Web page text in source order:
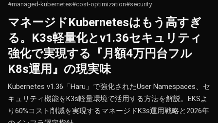
#managed-kubernetes#cost-optimization#security
マネージドKubernetesはもう高すぎ
る。K3s軽量化とv1.36セキュリティ
強化で実現する『月額4万円台フル
K8s運用』の現実味
Kubernetes v1.36「Haru」で強化されたUser Namespaces、セ
キュリティ機能をK3s軽量環境で活用する方法を解説。EKSよ
り60%コスト削減を実現するマネージドK3s運用戦略と2026年